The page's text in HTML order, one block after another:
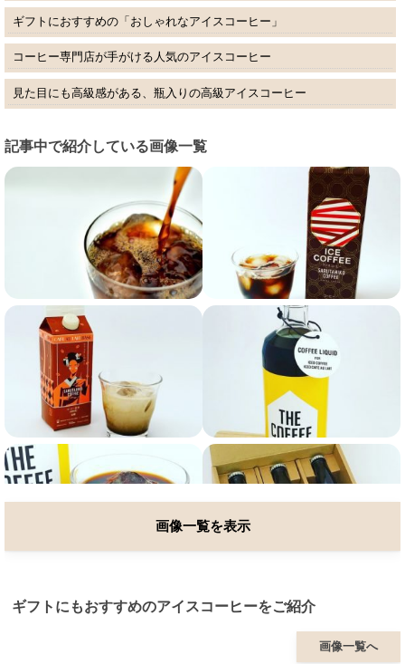
ギフトにおすすめの「おしゃれなアイスコーヒー」
コーヒー専門店が手がける人気のアイスコーヒー
見た目にも高級感がある、瓶入りの高級アイスコーヒー
記事中で紹介している画像一覧
画像一覧を表示
ギフトにもおすすめのアイスコーヒーをご紹介
画像一覧へ